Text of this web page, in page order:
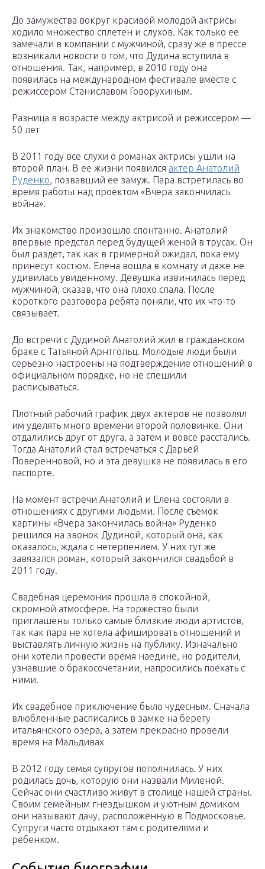
До замужества вокруг красивой молодой актрисы
ходило множество сплетен и слухов. Как только ее
замечали в компании с мужчиной, сразу же в прессе
возникали новости о том, что Дудина вступила в
отношения. Так, например, в 2010 году она
появилась на международном фестивале вместе с
режиссером Станиславом Говорухиным.
Разница в возрасте между актрисой и режиссером —
50 лет
В 2011 году все слухи о романах актрисы ушли на
второй план. В ее жизни появился актер Анатолий
Руденко, позвавший ее замуж. Пара встретилась во
время работы над проектом «Вчера закончилась
война».
Их знакомство произошло спонтанно. Анатолий
впервые предстал перед будущей женой в трусах. Он
был раздет, так как в гримерной ожидал, пока ему
принесут костюм. Елена вошла в комнату и даже не
удивилась увиденному. Девушка извинилась перед
мужчиной, сказав, что она плохо спала. После
короткого разговора ребята поняли, что их что-то
связывает.
До встречи с Дудиной Анатолий жил в гражданском
браке с Татьяной Арнтгольц. Молодые люди были
серьезно настроены на подтверждение отношений в
официальном порядке, но не спешили
расписываться.
Плотный рабочий график двух актеров не позволял
им уделять много времени второй половинке. Они
отдалились друг от друга, а затем и вовсе расстались.
Тогда Анатолий стал встречаться с Дарьей
Поверенновой, но и эта девушка не появилась в его
паспорте.
На момент встречи Анатолий и Елена состояли в
отношениях с другими людьми. После съемок
картины «Вчера закончилась война» Руденко
решился на звонок Дудиной, который она, как
оказалось, ждала с нетерпением. У них тут же
завязался роман, который закончился свадьбой в
2011 году.
Свадебная церемония прошла в спокойной,
скромной атмосфере. На торжество были
приглашены только самые близкие люди артистов,
так как пара не хотела афишировать отношений и
выставлять личную жизнь на публику. Изначально
они хотели провести время наедине, но родители,
узнавшие о бракосочетании, напросились поехать с
ними.
Их свадебное приключение было чудесным. Сначала
влюбленные расписались в замке на берегу
итальянского озера, а затем прекрасно провели
время на Мальдивах
В 2012 году семья супругов пополнилась. У них
родилась дочь, которую они назвали Миленой.
Сейчас они счастливо живут в столице нашей страны.
Своим семейным гнездышком и уютным домиком
они называют дачу, расположенную в Подмосковье.
Супруги часто отдыхают там с родителями и
ребенком.